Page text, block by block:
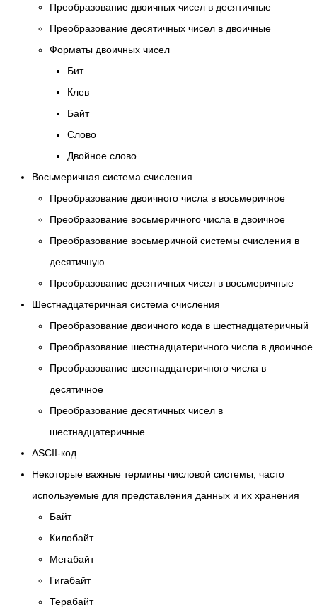
Преобразование двоичных чисел в десятичные
Преобразование десятичных чисел в двоичные
Форматы двоичных чисел
Бит
Клев
Байт
Слово
Двойное слово
Восьмеричная система счисления
Преобразование двоичного числа в восьмеричное
Преобразование восьмеричного числа в двоичное
Преобразование восьмеричной системы счисления в
десятичную
Преобразование десятичных чисел в восьмеричные
Шестнадцатеричная система счисления
Преобразование двоичного кода в шестнадцатеричный
Преобразование шестнадцатеричного числа в двоичное
Преобразование шестнадцатеричного числа в
десятичное
Преобразование десятичных чисел в
шестнадцатеричные
ASCII-код
Некоторые важные термины числовой системы, часто
используемые для представления данных и их хранения
Байт
Килобайт
Мегабайт
Гигабайт
Терабайт